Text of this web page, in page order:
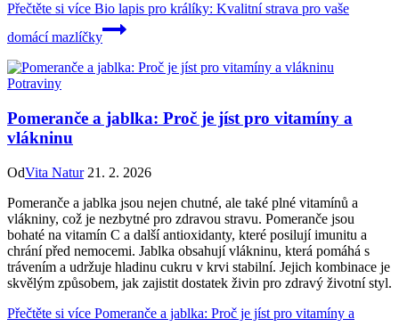
Přečtěte si více Bio lapis pro králíky: Kvalitní strava pro vaše
domácí mazlíčky
Potraviny
Pomeranče a jablka: Proč je jíst pro vitamíny a
vlákninu
OdVita Natur 21. 2. 2026
Pomeranče a jablka jsou nejen chutné, ale také plné vitamínů a
vlákniny, což je nezbytné pro zdravou stravu. Pomeranče jsou
bohaté na vitamín C a další antioxidanty, které posilují imunitu a
chrání před nemocemi. Jablka obsahují vlákninu, která pomáhá s
trávením a udržuje hladinu cukru v krvi stabilní. Jejich kombinace je
skvělým způsobem, jak zajistit dostatek živin pro zdravý životní styl.
Přečtěte si více Pomeranče a jablka: Proč je jíst pro vitamíny a